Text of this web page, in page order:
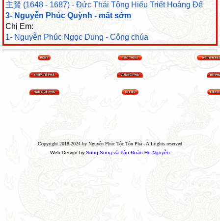
主賢 (1648 - 1687) - Đức Thái Tông Hiếu Triết Hoàng Đế
3- Nguyễn Phúc Quỳnh - mất sớm
Chị Em:
1- Nguyễn Phúc Ngọc Dung - Công chúa
Copyright 2018-2024 by Nguyễn Phúc Tộc Tôn Phả - All rights reserved
Web Design by Song Song và Tập Đoàn Họ Nguyễn